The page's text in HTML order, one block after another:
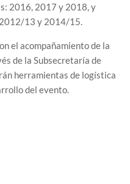
2016, 2017 y 2018, y
13 y 2014/15.
el acompañamiento de la
de la Subsecretaría de
herramientas de logística
del evento.